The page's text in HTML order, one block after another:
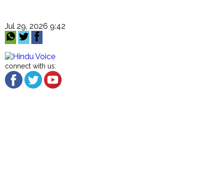
Jul 29, 2026 9:42
connect with us: